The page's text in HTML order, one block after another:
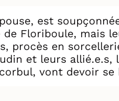
est
Floriboule, mais
procès en
et leurs allié.e.s,
vont devoir